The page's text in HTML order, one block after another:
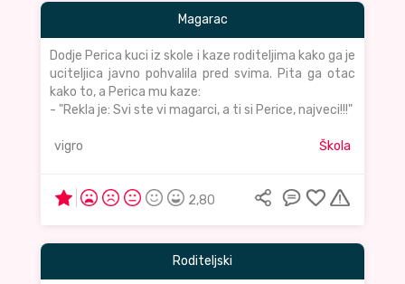
Magarac
Dodje Perica kuci iz skole i kaze roditeljima kako ga je
uciteljica javno pohvalila pred svima. Pita ga otac
kako to, a Perica mu kaze:
- "Rekla je: Svi ste vi magarci, a ti si Perice, najveci!!!"
vigro Škola
2,80
Roditeljski